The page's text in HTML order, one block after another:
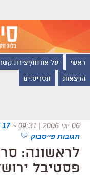
ראשי על אודות/יצירת
הרצאות תסריט.ים
06 יוני 2006 | 09:31 ~
17 COMMENTS
תגובות פייסבוק
לראשונה:
פסטיבל